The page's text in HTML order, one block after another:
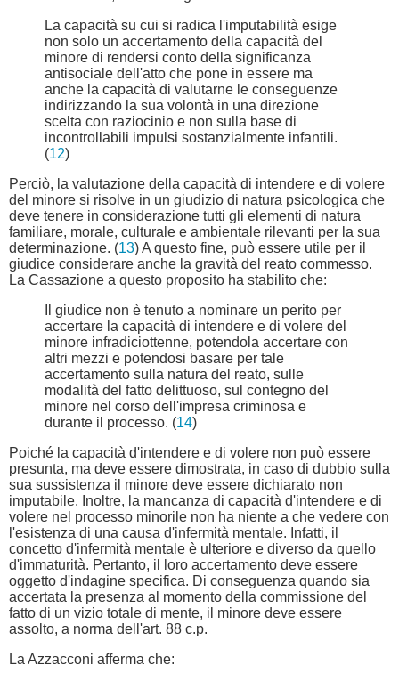
La capacità su cui si radica l'imputabilità esige
non solo un accertamento della capacità del
minore di rendersi conto della significanza
antisociale dell'atto che pone in essere ma
anche la capacità di valutarne le conseguenze
indirizzando la sua volontà in una direzione
scelta con raziocinio e non sulla base di
incontrollabili impulsi sostanzialmente infantili.
(12)
Perciò, la valutazione della capacità di intendere e di volere
del minore si risolve in un giudizio di natura psicologica che
deve tenere in considerazione tutti gli elementi di natura
familiare, morale, culturale e ambientale rilevanti per la sua
determinazione. (13) A questo fine, può essere utile per il
giudice considerare anche la gravità del reato commesso.
La Cassazione a questo proposito ha stabilito che:
Il giudice non è tenuto a nominare un perito per
accertare la capacità di intendere e di volere del
minore infradiciottenne, potendola accertare con
altri mezzi e potendosi basare per tale
accertamento sulla natura del reato, sulle
modalità del fatto delittuoso, sul contegno del
minore nel corso dell'impresa criminosa e
durante il processo. (14)
Poiché la capacità d'intendere e di volere non può essere
presunta, ma deve essere dimostrata, in caso di dubbio sulla
sua sussistenza il minore deve essere dichiarato non
imputabile. Inoltre, la mancanza di capacità d'intendere e di
volere nel processo minorile non ha niente a che vedere con
l'esistenza di una causa d'infermità mentale. Infatti, il
concetto d'infermità mentale è ulteriore e diverso da quello
d'immaturità. Pertanto, il loro accertamento deve essere
oggetto d'indagine specifica. Di conseguenza quando sia
accertata la presenza al momento della commissione del
fatto di un vizio totale di mente, il minore deve essere
assolto, a norma dell'art. 88 c.p.
La Azzacconi afferma che: